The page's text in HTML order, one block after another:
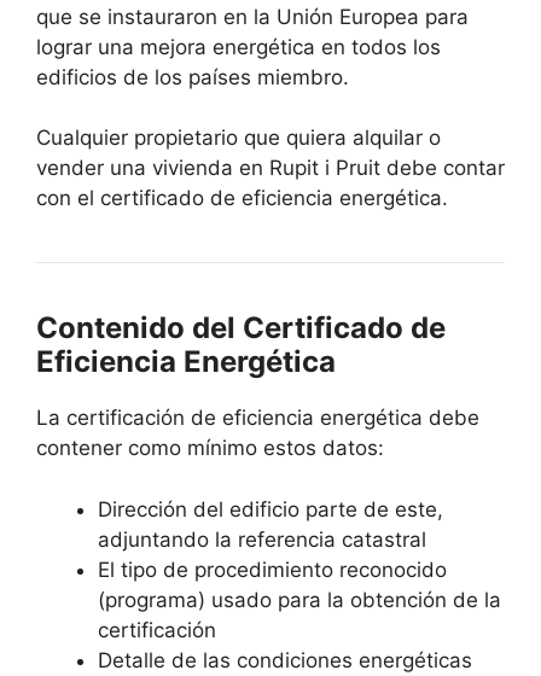
que se instauraron en la Unión Europea para
lograr una mejora energética en todos los
edificios de los países miembro.
Cualquier propietario que quiera alquilar o
vender una vivienda en Rupit i Pruit debe contar
con el certificado de eficiencia energética.
Contenido del Certificado de
Eficiencia Energética
La certificación de eficiencia energética debe
contener como mínimo estos datos:
Dirección del edificio parte de este,
adjuntando la referencia catastral
El tipo de procedimiento reconocido
(programa) usado para la obtención de la
certificación
Detalle de las condiciones energéticas